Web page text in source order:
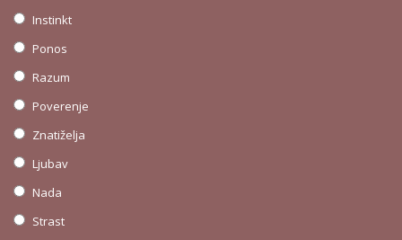
Instinkt
Ponos
Razum
Poverenje
Znatiželja
Ljubav
Nada
Strast